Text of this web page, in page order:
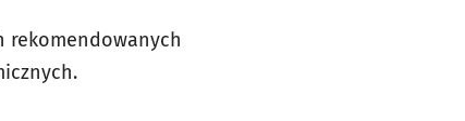
rekomendowanych